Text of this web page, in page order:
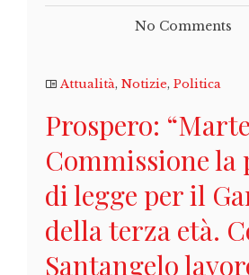
No Comments
Attualità, Notizie, Politica
Prospero:
Commissione la
di legge per il
della terza età.
Santangelo